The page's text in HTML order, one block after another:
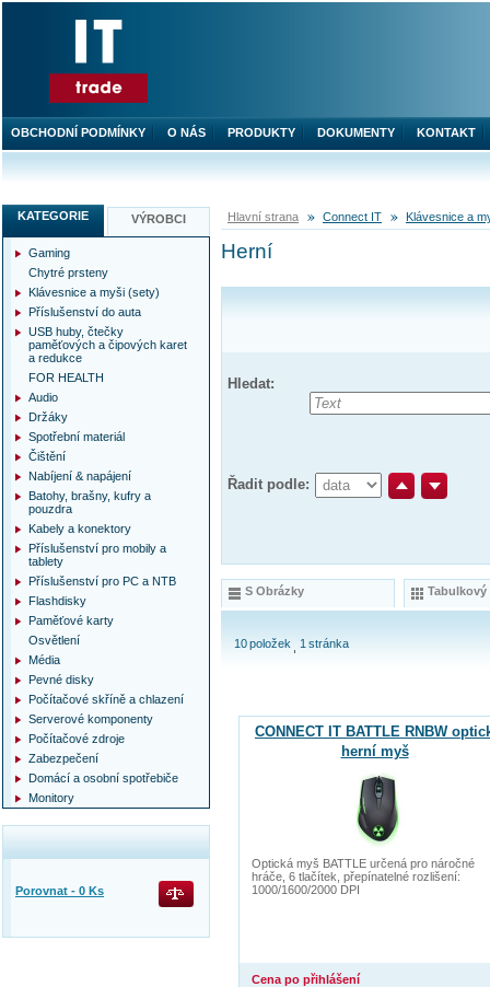
Hlavní strana Connect IT Klávesnice a
Herní
Hledat:
Řadit podle:
S Obrázky Tabulkový
10položek 1 stránka
CONNECT IT BATTLE RNBW
herní myš
Optická myš BATTLE určená pro náročné
hráče, 6 tlačítek, přepínatelné rozlišení:
1000/1600/2000 DPI
Cena po přihlášení
KATEGORIE VÝROBCI
Gaming
Chytré prsteny
Klávesnice a myši (sety)
Příslušenství do auta
USB huby, čtečky
paměťových a čipových karet
a redukce
FOR HEALTH
Audio
Držáky
Spotřební materiál
Čištění
Nabíjení & napájení
Batohy, brašny, kufry a
pouzdra
Kabely a konektory
Příslušenství pro mobily a
tablety
Příslušenství pro PC a NTB
Flashdisky
Paměťové karty
Osvětlení
Média
Pevné disky
Počítačové skříně a chlazení
Serverové komponenty
Počítačové zdroje
Zabezpečení
Domácí a osobní spotřebiče
Monitory
Porovnat - 0 Ks
OBCHODNÍ PODMÍNKY O NÁS PRODUKTY DOKUMENTY KONTAKT